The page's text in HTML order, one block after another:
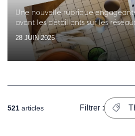
Une nouvelle rubrique
avant les détaillants sur les
28 JUIN 2026
521 articles Filtrer :